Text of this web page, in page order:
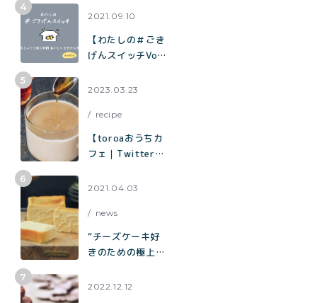
題】混ぜて焼くだ
ョコバナナマフィ
ン」の作り方
2021.09.10
【わたしの＃ごき
げんスイッチVol.
む時間 おいしい
2023.03.23
recipe
【toroaおうちカ
フェ｜Twitterで
題】烏龍茶がしっ
感たっぷり「烏龍
茶ラテ」
2021.04.03
news
“チーズケーキ好
きのための極上チ
ろ生チーズケー
2022.12.12